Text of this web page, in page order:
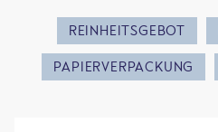
REINHEITSGEBOT
PAPIERVERPACKUNG